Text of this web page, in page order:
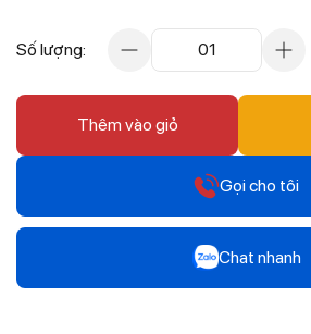
Số lượng: 01
Thêm vào giỏ
Gọi cho tôi
Chat nhanh